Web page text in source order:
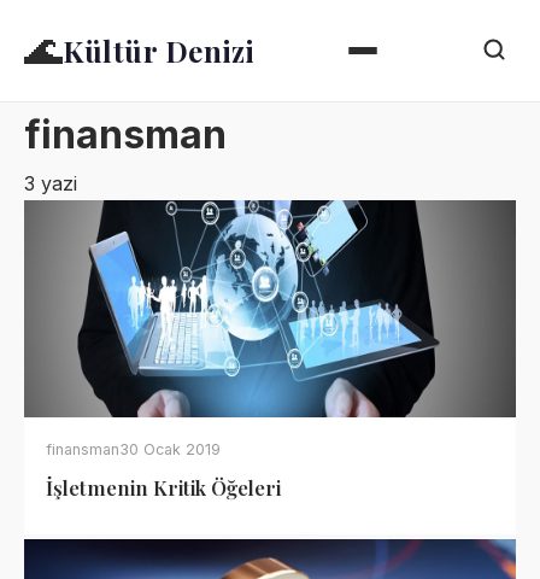
🌊Kültür Denizi
finansman
3 yazi
finansman30 Ocak 2019
İşletmenin Kritik Öğeleri